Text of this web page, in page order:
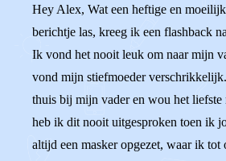
Hey Alex, Wat een heftige en
berichtje las, kreeg ik een flashback
Ik vond het nooit leuk om naar mijn
vond mijn stiefmoeder
thuis bij mijn vader en wou het liefste
heb ik dit nooit uitgesproken toen ik
altijd een masker opgezet, waar ik tot